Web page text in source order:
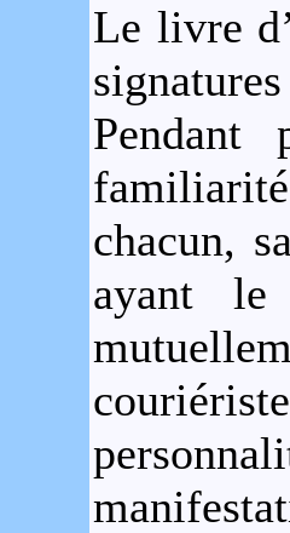
Le livre
Pendant
chacun,
ayant le